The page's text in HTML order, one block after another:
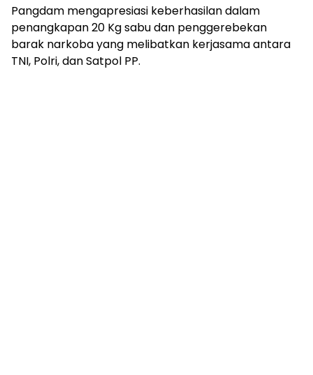
Pangdam mengapresiasi keberhasilan dalam
penangkapan 20 Kg sabu dan penggerebekan
barak narkoba yang melibatkan kerjasama antara
TNI, Polri, dan Satpol PP.